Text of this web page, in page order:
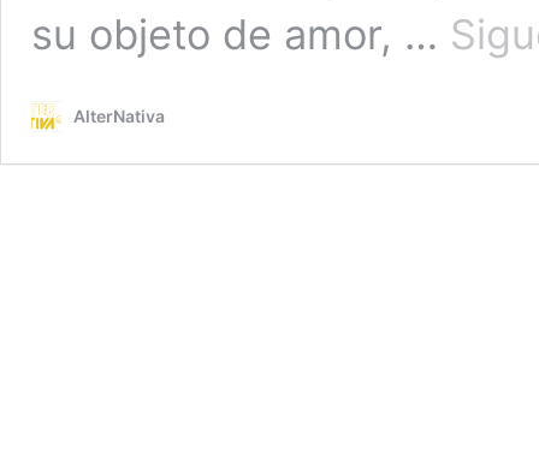
su objeto de amor, …
AlterNativa